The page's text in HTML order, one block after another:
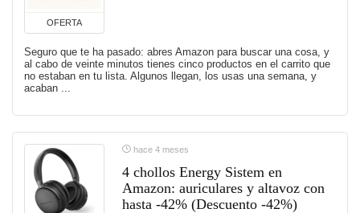
OFERTA
Seguro que te ha pasado: abres Amazon para buscar una cosa, y
al cabo de veinte minutos tienes cinco productos en el carrito que
no estaban en tu lista. Algunos llegan, los usas una semana, y
acaban ...
hace 4 meses
4 chollos Energy Sistem en
Amazon: auriculares y altavoz con
hasta -42% (Descuento -42%)